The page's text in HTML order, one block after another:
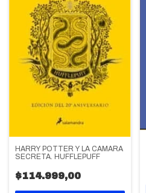
HARRY POTTER Y LA CAMARA
SECRETA. HUFFLEPUFF
$114.999,00